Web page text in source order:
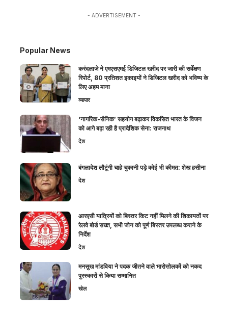
- ADVERTISEMENT -
Popular News
करंदलाजे ने एमएसएमई डिजिटल खरीद पर जारी की सर्वेक्षण
रिपोर्ट, 80 प्रतिशत इकाइयों ने डिजिटल खरीद को भविष्य के
लिए अहम माना
व्यापार
‘नागरिक-सैनिक’ सहयोग बढ़ाकर विकसित भारत के विजन
को आगे बढ़ा रही है प्रादेशिक सेना: राजनाथ
देश
बंगलादेश लौटूंगी चाहे चुकानी पड़े कोई भी कीमत: शेख हसीना
देश
आरएसी यात्रियों को बिस्तर किट नहीं मिलने की शिकायतों पर
रेलवे बोर्ड सख्त, सभी जोन को पूर्ण बिस्तर उपलब्ध कराने के
निर्देश
देश
मनसुख मांडविया ने पदक जीतने वाले भारोत्तोलकों को नकद
पुरस्कारों से किया सम्मानित
खेल